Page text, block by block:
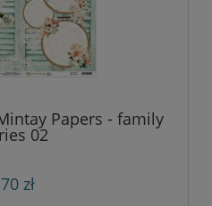
Papers - family
02
zł